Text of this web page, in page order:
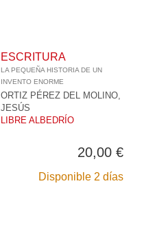
ESCRITURA
LA PEQUEÑA HISTORIA DE UN
INVENTO ENORME
ORTIZ PÉREZ DEL MOLINO,
JESÚS
LIBRE ALBEDRÍO
20,00 €
Disponible 2 días